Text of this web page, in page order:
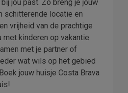
jou past. Zo breng je jouw
schitterende locatie en
vrijheid van de prachtige
met kinderen op vakantie
met je partner of
wat wils op het gebied
jouw huisje Costa Brava